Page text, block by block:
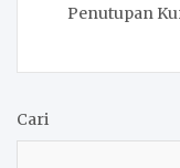
Penutupan
Cari